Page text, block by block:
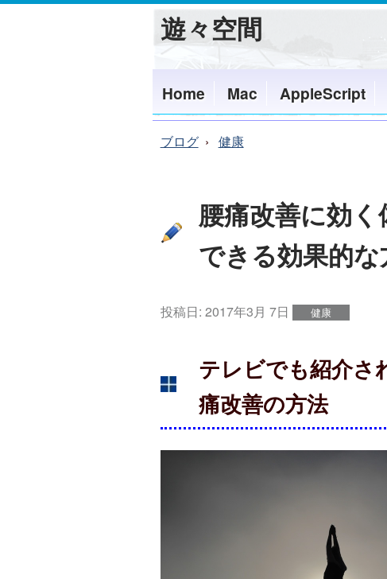
遊々空間
Home Mac AppleScript
ブログ 健康
腰痛改善に効
できる効果的な
投稿日: 2017年3月 7日 健康
テレビでも紹介さ
痛改善の方法